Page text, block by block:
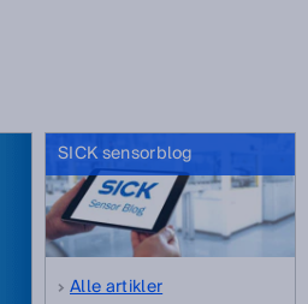
SICK sensorblog
Alle artikler